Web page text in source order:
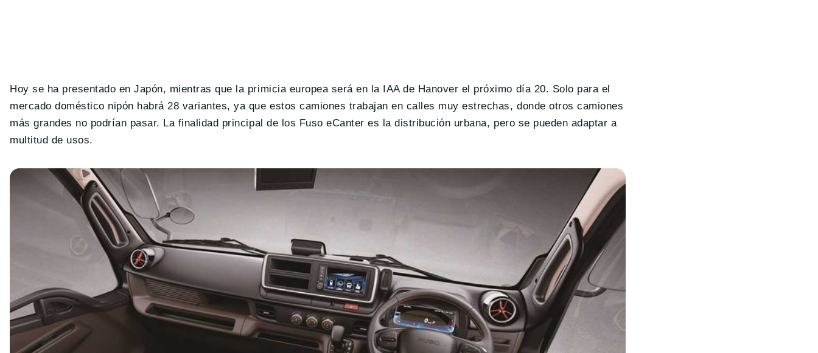
Hoy se ha presentado en Japón, mientras que la primicia europea será en la IAA de Hanover el próximo día 20. Solo para el
mercado doméstico nipón habrá 28 variantes, ya que estos camiones trabajan en calles muy estrechas, donde otros camiones
más grandes no podrían pasar. La finalidad principal de los Fuso eCanter es la distribución urbana, pero se pueden adaptar a
multitud de usos.